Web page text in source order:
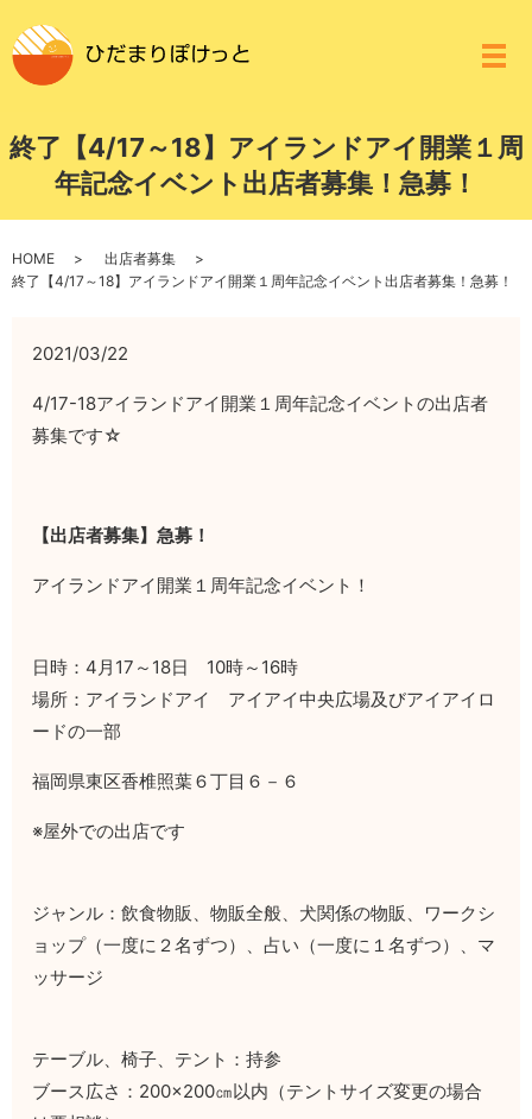
メ
終了【4/17～18】アイランドアイ開業１周
年記念イベント出店者募集！急募！
HOME
出店者募集
終了【4/17～18】アイランドアイ開業１周年記念イベント出店者募集！急募！
2021/03/22
4/17-18アイランドアイ開業１周年記念イベントの出店者
募集です☆
【出店者募集】急募！
アイランドアイ開業１周年記念イベント！
日時：4月17～18日 10時～16時
場所：アイランドアイ アイアイ中央広場及びアイアイロ
ードの一部
福岡県東区香椎照葉６丁目６－６
※屋外での出店です
ジャンル：飲食物販、物販全般、犬関係の物販、ワークシ
ョップ（一度に２名ずつ）、占い（一度に１名ずつ）、マ
ッサージ
テーブル、椅子、テント：持参
ブース広さ：200×200㎝以内（テントサイズ変更の場合